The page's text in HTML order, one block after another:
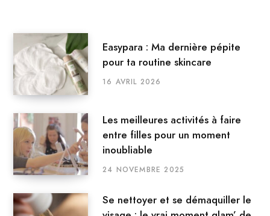
Easypara : Ma dernière pépite
pour ta routine skincare
16 AVRIL 2026
Les meilleures activités à faire
entre filles pour un moment
inoubliable
24 NOVEMBRE 2025
Se nettoyer et se démaquiller le